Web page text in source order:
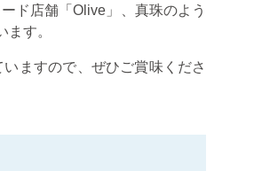
ド店舗「Olive 」、真珠のよう
す。
ますので、ぜひご賞味くださ